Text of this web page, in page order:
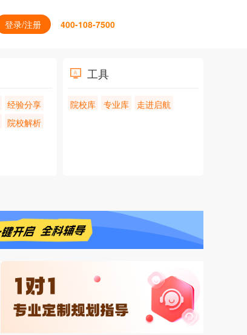
登录/注册 400-108-7500
经验分享
院校解析
工具
院校库 专业库 走进启航